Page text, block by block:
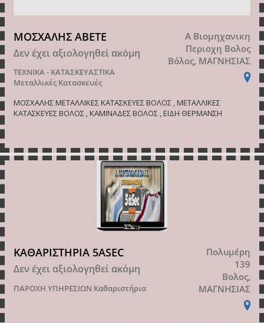
ΜΟΣΧΑΛΗΣ ΑΒΕΤΕ
Δεν έχει αξιολογηθεί ακόμη
ΤΕΧΝΙΚΑ - ΚΑΤΑΣΚΕΥΑΣΤΙΚΑ
Μεταλλικές Κατασκευές
Α Βιομηχανικη
Περιοχη Βολος
Βόλος, ΜΑΓΝΗΣΙΑΣ
ΜΟΣΧΑΛΗΣ ΜΕΤΑΛΛΙΚΕΣ ΚΑΤΑΣΚΕΥΕΣ ΒΟΛΟΣ , ΜΕΤΑΛΛΙΚΕΣ
ΚΑΤΑΣΚΕΥΕΣ ΒΟΛΟΣ , ΚΑΜΙΝΑΔΕΣ ΒΟΛΟΣ , ΕΙΔΗ ΘΕΡΜΑΝΣΗ
ΚΑΘΑΡΙΣΤΗΡΙΑ 5ASEC
Δεν έχει αξιολογηθεί ακόμη
ΠΑΡΟΧΗ ΥΠΗΡΕΣΙΩΝ Καθαριστήρια
Πολυμέρη
139
Βολος,
ΜΑΓΝΗΣΙΑΣ